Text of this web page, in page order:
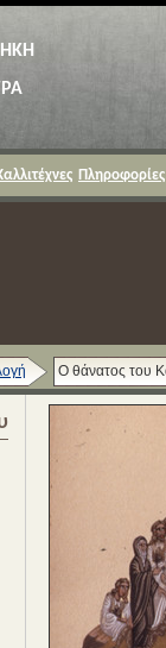
Πληροφορίες
Ο θάνατος του